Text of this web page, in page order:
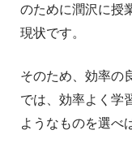
のために潤沢に授
現状です。
そのため、効率の
では、効率よく学
ようなものを選べ